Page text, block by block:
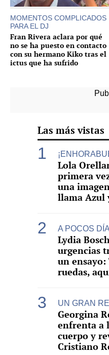
MOMENTOS COMPLICADOS
PARA EL DJ
Fran Rivera aclara por qué
no se ha puesto en contacto
con su hermano Kiko tras el
ictus que ha sufrido
Las más vistas
Lola
primera
una
llama Azul
A POCOS
Lydia
urgencias
un ensayo:
ruedas,
UN GRAN
Georgina
enfrenta a
cuerpo y
Cristiano